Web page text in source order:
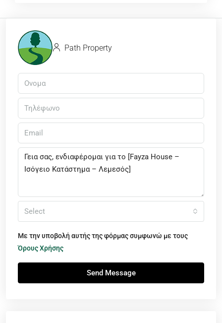
Path Property
Select
Με την υποβολή αυτής της φόρμας συμφωνώ με τους
Όρους Χρήσης
Send Message